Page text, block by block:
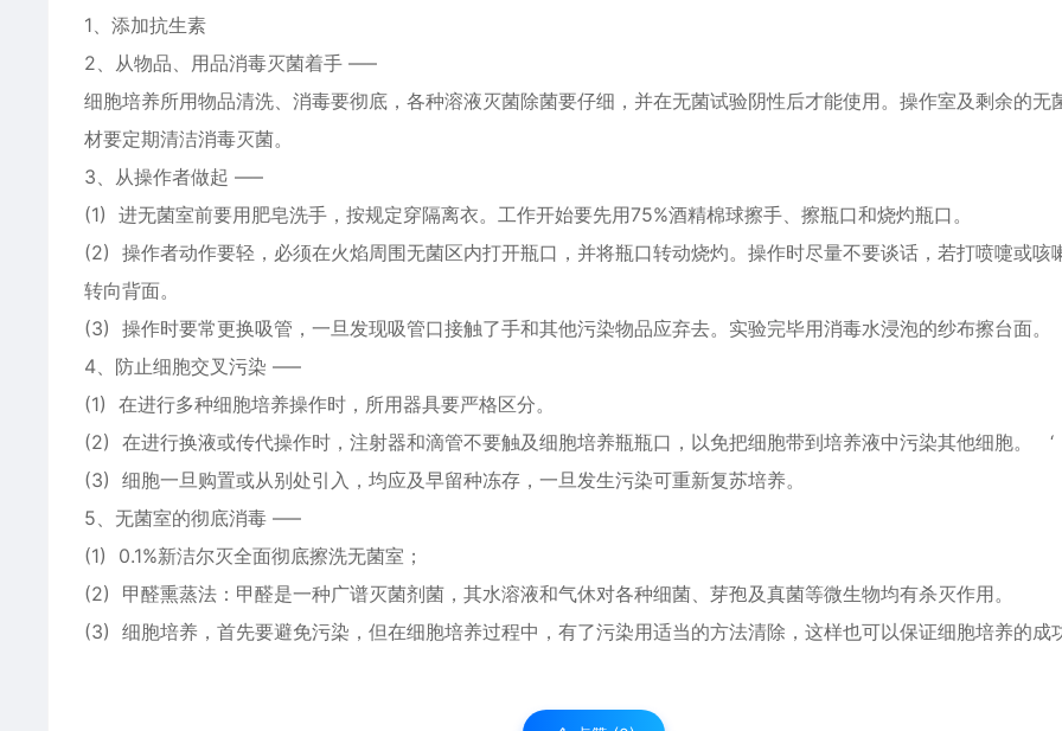
1、添加抗生素
2、从物品、用品消毒灭菌着手 —–
细胞培养所用物品清洗、消毒要彻底，各种溶液灭菌除菌要仔细，并在无菌试验阴性后才能使用。操作室及剩余的无
材要定期清洁消毒灭菌。
3、从操作者做起 —–
(1) 进无菌室前要用肥皂洗手，按规定穿隔离衣。工作开始要先用75%酒精棉球擦手、擦瓶口和烧灼瓶口。
(2) 操作者动作要轻，必须在火焰周围无菌区内打开瓶口，并将瓶口转动烧灼。操作时尽量不要谈话，若打喷嚏或咳
转向背面。
(3) 操作时要常更换吸管，一旦发现吸管口接触了手和其他污染物品应弃去。实验完毕用消毒水浸泡的纱布擦台面。
4、防止细胞交叉污染 —–
(1) 在进行多种细胞培养操作时，所用器具要严格区分。
(2) 在进行换液或传代操作时，注射器和滴管不要触及细胞培养瓶瓶口，以免把细胞带到培养液中污染其他细胞。 ‘
(3) 细胞一旦购置或从别处引入，均应及早留种冻存，一旦发生污染可重新复苏培养。
5、无菌室的彻底消毒 —–
(1) 0.1%新洁尔灭全面彻底擦洗无菌室；
(2) 甲醛熏蒸法：甲醛是一种广谱灭菌剂菌，其水溶液和气休对各种细菌、芽孢及真菌等微生物均有杀灭作用。
(3) 细胞培养，首先要避免污染，但在细胞培养过程中，有了污染用适当的方法清除，这样也可以保证细胞培养的成